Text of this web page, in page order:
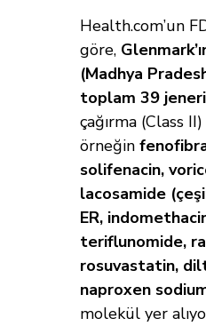
Health.com’un
göre,
(Madhya
toplam 39
çağırma (Class
örneğin
solifenacin,
lacosamide
ER,
teriflunomide,
rosuvastatin,
naproxen
molekül yer